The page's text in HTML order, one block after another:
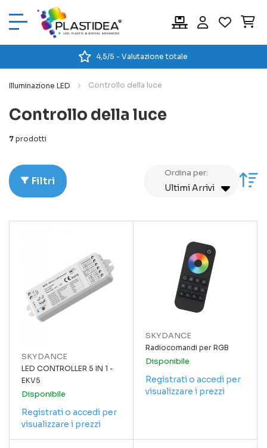
4,5/5 - Valutazione totale
Illuminazione LED Controllo della luce
Controllo della luce
7 prodotti
Filtri
Ordina per:
SKYDANCE
LED CONTROLLER 5 IN 1 -
EKV5
Disponibile
Registrati o accedi per
visualizzare i prezzi
SKYDANCE
Radiocomandi per RGB
Disponibile
Registrati o accedi per
visualizzare i prezzi